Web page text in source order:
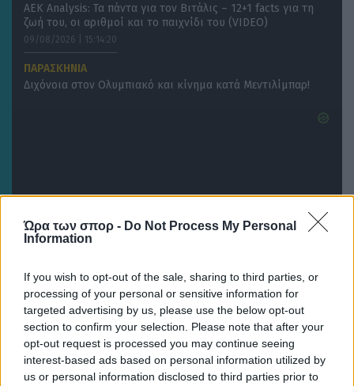
Ώρα των σπορ - Do Not Process My Personal
Information
If you wish to opt-out of the sale, sharing to third parties, or
processing of your personal or sensitive information for
targeted advertising by us, please use the below opt-out
section to confirm your selection. Please note that after your
opt-out request is processed you may continue seeing
interest-based ads based on personal information utilized by
us or personal information disclosed to third parties prior to
ΑΕΚ Analysis: Τα πάντα για τον Βιτάλις – 12+1 facts για τη
ζωή του, οι αριθμοί και το παιχνίδι του (VIDEO)
09/08/2026 | 15:14:20
ΠΑΡΑΣΚΗΝΙΑ
Διχόνοια στον Ολυμπιακό και κίνημα κατά Μεντιλίμπαρ!
09/08/2026 | 14:55:12
ΠΟΔΟΣΦΑΙΡΟ ΑΕΚ
Ο Πήλιος ανανέωσε μέχρι το 2030 με την ΑΕΚ!